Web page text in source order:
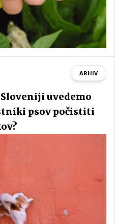
ARHIV
uvedemo
psov počistiti